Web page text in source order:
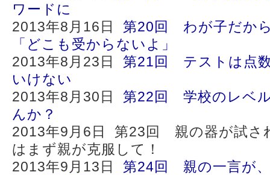
ワードに
2013年8月16日 第20回 わが子だか
「どこも受からないよ」
2013年8月23日 第21回 テストは点
いけない
2013年8月30日 第22回 学校のレベ
んか？
2013年9月6日 第23回 親の器が試さ
はまず親が克服して！
2013年9月13日 第24回 親の一言が